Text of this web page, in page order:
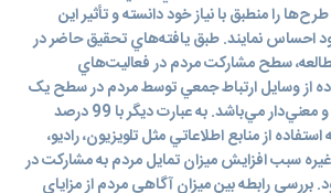
را منطبق با نياز خود دانسته و تأثير اين
احساس نمايند. طبق يافته‌هاي تحقيق حاضر در
سطح مشارکت مردم در فعاليت‌هاي
از وسايل ارتباط جمعي توسط مردم در سطح يک
درصد داراي ارتباط مثبت و معني‌دار مي‌باشد. به عبارت ديگر با 99 درصد
از منابع اطلاعاتي مثل تلويزيون، راديو،
غيره سبب افزايش ميزان تمايل مردم به مشارکت در
بررسي رابطه بين ميزان آگاهي مردم از مزاياي